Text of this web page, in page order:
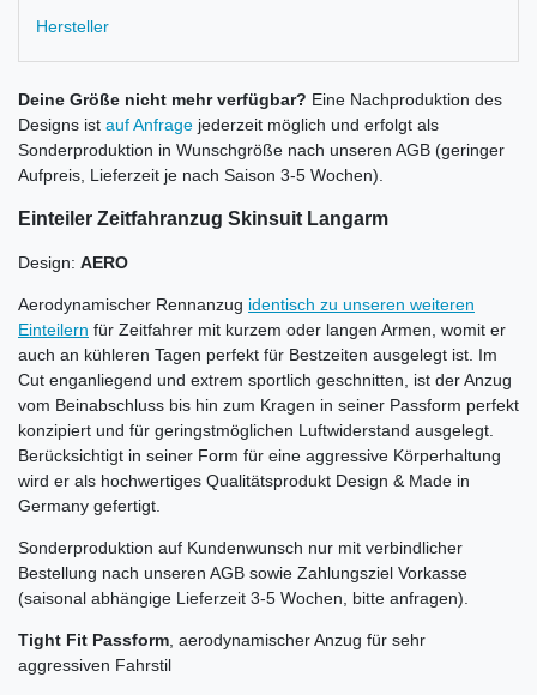
Hersteller
Deine Größe nicht mehr verfügbar? Eine Nachproduktion des
Designs ist auf Anfrage jederzeit möglich und erfolgt als
Sonderproduktion in Wunschgröße nach unseren AGB (geringer
Aufpreis, Lieferzeit je nach Saison 3-5 Wochen).
Einteiler Zeitfahranzug Skinsuit Langarm
Design: AERO
Aerodynamischer Rennanzug identisch zu unseren weiteren
Einteilern für Zeitfahrer mit kurzem oder langen Armen, womit er
auch an kühleren Tagen perfekt für Bestzeiten ausgelegt ist. Im
Cut enganliegend und extrem sportlich geschnitten, ist der Anzug
vom Beinabschluss bis hin zum Kragen in seiner Passform perfekt
konzipiert und für geringstmöglichen Luftwiderstand ausgelegt.
Berücksichtigt in seiner Form für eine aggressive Körperhaltung
wird er als hochwertiges Qualitätsprodukt Design & Made in
Germany gefertigt.
Sonderproduktion auf Kundenwunsch nur mit verbindlicher
Bestellung nach unseren AGB sowie Zahlungsziel Vorkasse
(saisonal abhängige Lieferzeit 3-5 Wochen, bitte anfragen).
Tight Fit Passform , aerodynamischer Anzug für sehr
aggressiven Fahrstil